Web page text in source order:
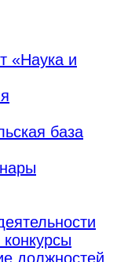
«Наука и
база
должностей